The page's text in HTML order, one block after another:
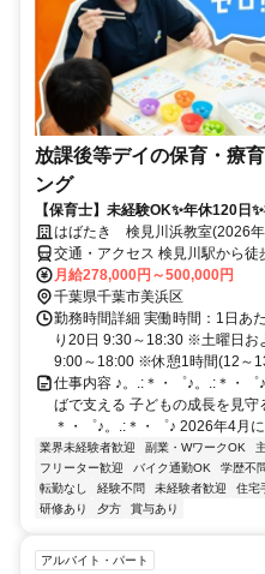
放課後等デイの保育・療
ング
【保育士】未経験OK✨年休120日
はばたき 検見川浜教室(2026
交通・アクセス 検見川駅から徒
月給278,000円～500,000円
千葉県千葉市美浜区
勤務時間詳細 実働時間：1日あ
り20日 9:30～18:30 ※土曜日お
9:00～18:00 ※休憩1時間(12～
仕事内容 ♪。.:＊・゜♪。.:＊・
ばで支える 子どもの成長を見守
＊・゜♪。.:＊・゜♪ 2026年4月
業界未経験者歓迎 副業・WワークOK
フリーター歓迎
バイク通勤OK 学歴不
転勤なし
経験不問 未経験者歓迎 住宅
研修あり
夕方 賞与あり
アルバイト・パート